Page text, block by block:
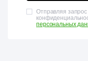
Отправляя
персональных